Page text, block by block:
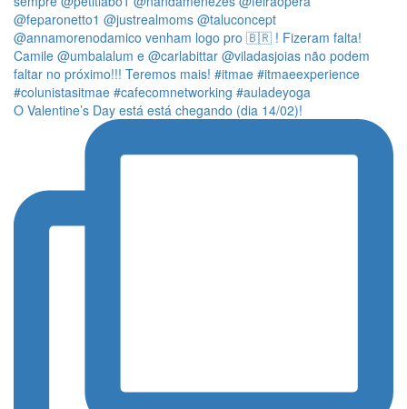
O Valentine’s Day está está chegando (dia 14/02)!